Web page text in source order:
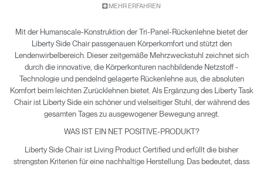
Besucherstuhl, um denselben absoluten Körperkomfort zu
leichten, recycelbaren und haltbaren Materialien.
MEHR ERFAHREN
Mit der Humanscale-Konstruktion der Tri-Panel-Rückenlehne bietet der
Liberty Side Chair passgenauen Körperkomfort und stützt den
Lendenwirbelbereich. Dieser zeitgemäße Mehrzweckstuhl zeichnet sich
durch die innovative, die Körperkonturen nachbildende Netzstoff -
Technologie und pendelnd gelagerte Rückenlehne aus, die absoluten
Komfort beim leichten Zurücklehnen bietet. Als Ergänzung des Liberty Task
Chair ist Liberty Side ein schöner und vielseitiger Stuhl, der während des
gesamten Tages zu ausgewogener Bewegung anregt.
WAS IST EIN NET POSITIVE-PRODUKT?
Liberty Side Chair ist Living Product Certified und erfüllt die bisher
strengsten Kriterien für eine nachhaltige Herstellung. Das bedeutet, dass